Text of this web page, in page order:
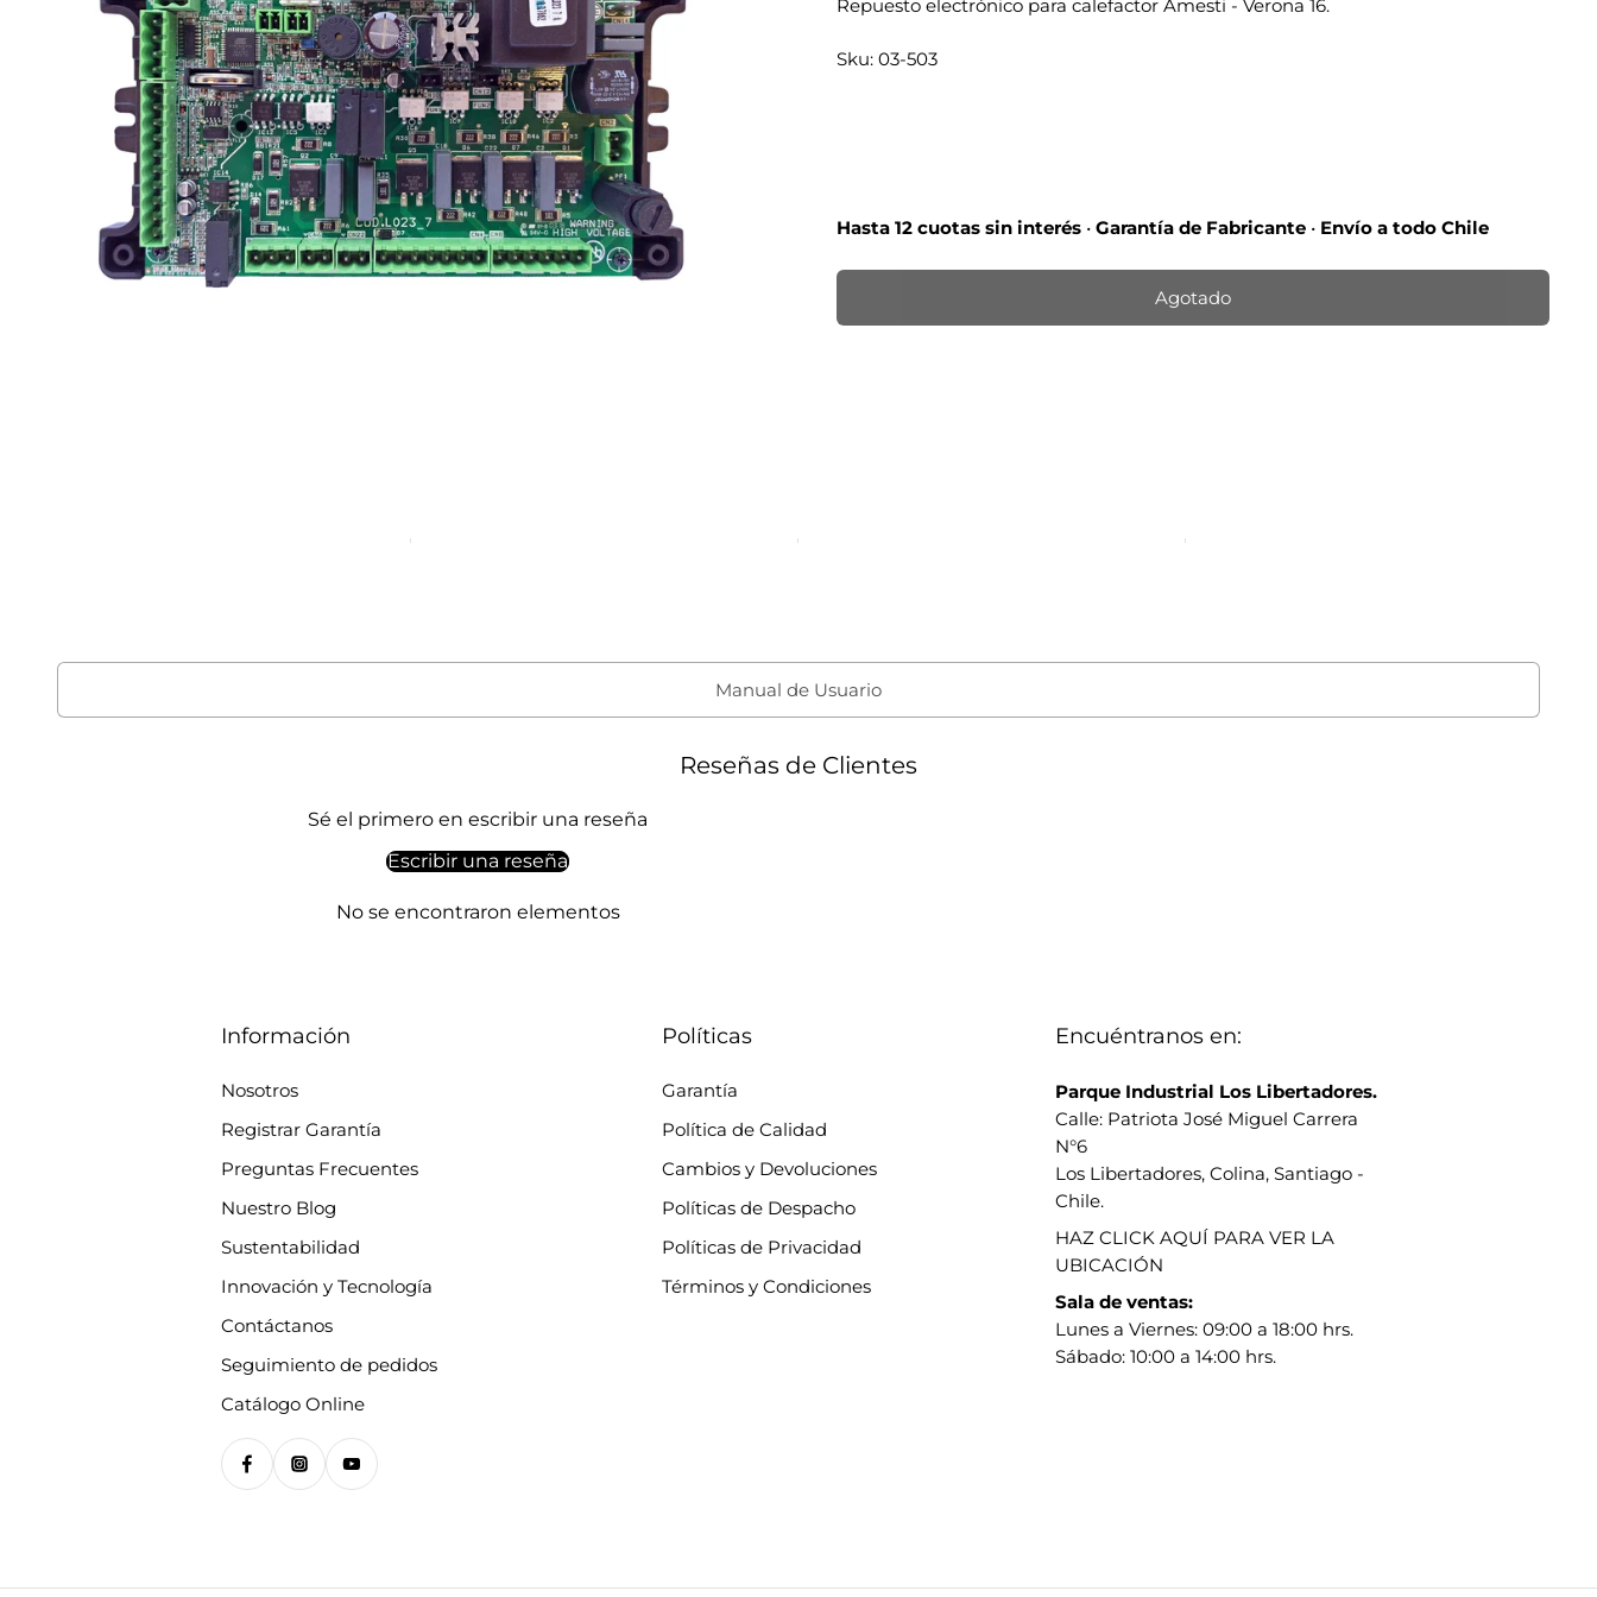
Repuesto electrónico para calefactor Amesti - Verona 16.
Sku: 03-503
Hasta 12 cuotas sin interés • Garantía de Fabricante • Envío a todo Chile
Agotado
Manual de Usuario
Reseñas de Clientes
Sé el primero en escribir una reseña
Escribir una reseña
No se encontraron elementos
Información
Nosotros
Registrar Garantía
Preguntas Frecuentes
Nuestro Blog
Sustentabilidad
Innovación y Tecnología
Contáctanos
Seguimiento de pedidos
Catálogo Online
Políticas
Garantía
Política de Calidad
Cambios y Devoluciones
Políticas de Despacho
Políticas de Privacidad
Términos y Condiciones
Encuéntranos en:
Parque Industrial Los Libertadores.
Calle: Patriota José Miguel Carrera
N°6
Los Libertadores, Colina, Santiago -
Chile.
HAZ CLICK AQUÍ PARA VER LA
UBICACIÓN
Sala de ventas:
Lunes a Viernes: 09:00 a 18:00 hrs.
Sábado: 10:00 a 14:00 hrs.